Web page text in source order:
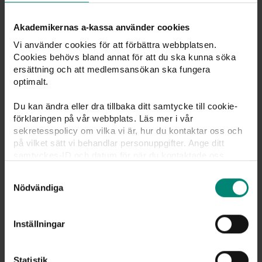
Akademikernas a-kassa använder cookies
Vi använder cookies för att förbättra webbplatsen.
Cookies behövs bland annat för att du ska kunna söka
ersättning och att medlemsansökan ska fungera
optimalt.
Du kan ändra eller dra tillbaka ditt samtycke till cookie-
förklaringen på vår webbplats. Läs mer i vår
sekretesspolicy om vilka vi är, hur du kontaktar oss och
på vilket sätt vi behandlar personuppgifter. Ange ditt
samtycke direkt genom att klicka på knappnålen nere till
vänster på sidan.
Nödvändiga
Inställningar
Statistik
Skicka in ett intyg som styrker arbetets omfattning.
Beslut för arbete per månad
När vi godkänner ett extraarbete som bisyssla får man
bisyssla.
Fyll inte i inkomsten på
månadsansökan
Man ska inte fylla i inkomsten från den godkända
inte godkänns som bisyssla ska hela inkomsten från